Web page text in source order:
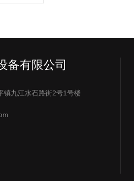
备有限公司
镇九江水石路街2号1号楼